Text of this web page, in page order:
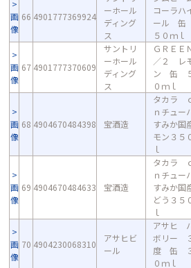
画
像
66 4901777369924
ーホール
ディング
ス
コーラハ
ール 缶
５０ｍｌ
画
像
67 4901777370609
サントリ
ーホール
ディング
ス
ＧＲＥＥ
／２ レ
ン 缶
０ｍｌ
画
像
68 4904670484398 宝酒造
タカラ
ｎチュー
すみか国
モン３５
ｌ
画
像
69 4904670484633 宝酒造
タカラ
ｎチュー
すみか国
どう３５
ｌ
画
像
70 4904230068310
アサヒビ
ール
アサヒ
ボリー
度 缶
０ｍｌ